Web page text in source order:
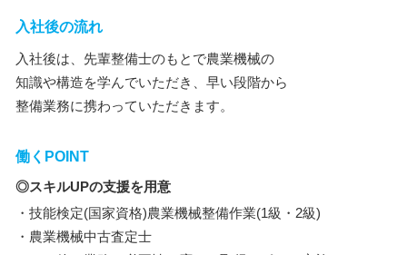
入社後の流れ
入社後は、先輩整備士のもとで農業機械の
知識や構造を学んでいただき、早い段階から
整備業務に携わっていただきます。
働くPOINT
◎スキルUPの支援を用意
・技能検定(国家資格)農業機械整備作業(1級・2級)
・農業機械中古査定士